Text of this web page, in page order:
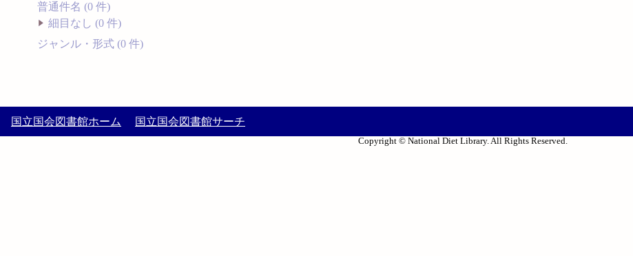
普通件名 (0 件)
細目なし (0 件)
ジャンル・形式 (0 件)
国立国会図書館ホーム 国立国会図書館サーチ
Copyright © National Diet Library. All Rights Reserved.